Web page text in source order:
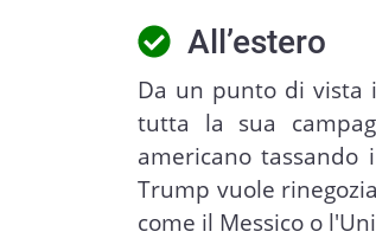
All’estero
Da un punto di vista
tutta la sua
americano
Trump vuole
come il Messico o